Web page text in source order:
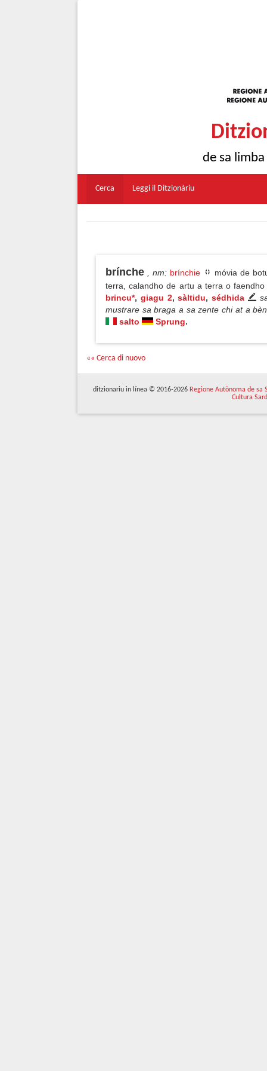
de sa
Cerca Leggi il Ditzionàriu
brínche , nm: brínchie
móvia de
terra, calandho de artu a terra o
brincu*, giagu 2,sàltidu,sédhida
mustrare sa braga a sa zente chi at a
salto
Sprung.
«« Cerca di nuovo
ditzionariu in línea © 2016-2026 Regione Autònoma de sa
Cultura